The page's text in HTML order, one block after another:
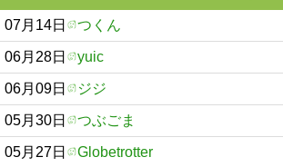
07月14日 つくん
06月28日 yuic
06月09日 ジジ
05月30日 つぶごま
05月27日 Globetrotter